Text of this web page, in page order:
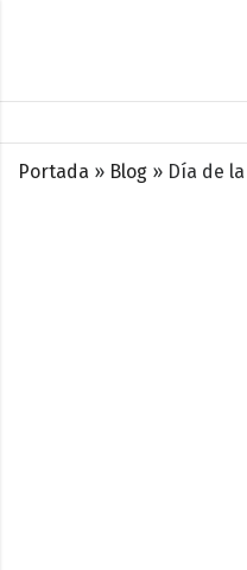
Portada » Blog » Día de